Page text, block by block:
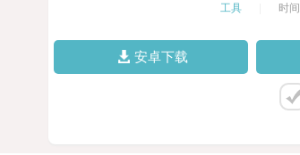
工具 时
安卓下载